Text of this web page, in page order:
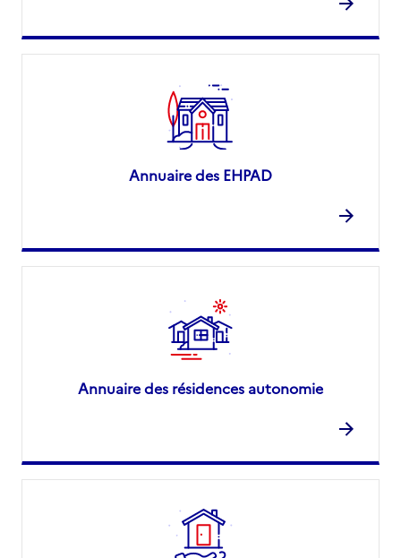
Annuaire des EHPAD
Annuaire des résidences autonomie